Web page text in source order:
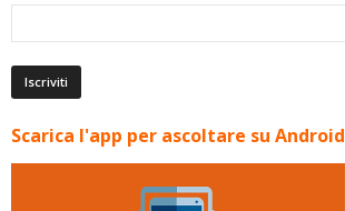
Scarica l'app per ascoltare su Android